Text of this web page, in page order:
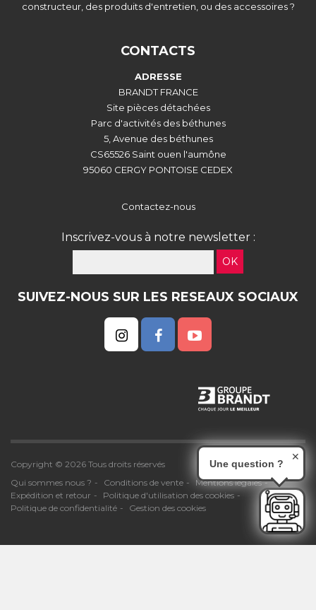
constructeur, des produits d'entretien, ou des accessoires ?
CONTACTS
ADRESSE
BRANDT FRANCE
Site pièces détachées
Parc d'activités des béthunes
5, Avenue des béthunes
CS65526 Saint ouen l'aumône
95060 CERGY PONTOISE CEDEX
Contactez-nous
Inscrivez-vous à notre newsletter :
OK
SUIVEZ-NOUS SUR LES RESEAUX SOCIAUX
Copyright © 2026 Tous droits réservés
Qui sommes nous ?
Conditions de vente
Mentions légales
Expédition et retour
Politique d'utilisation des cookies
Politique de confidentialité
Gestion des cookies
Une question ?
✕